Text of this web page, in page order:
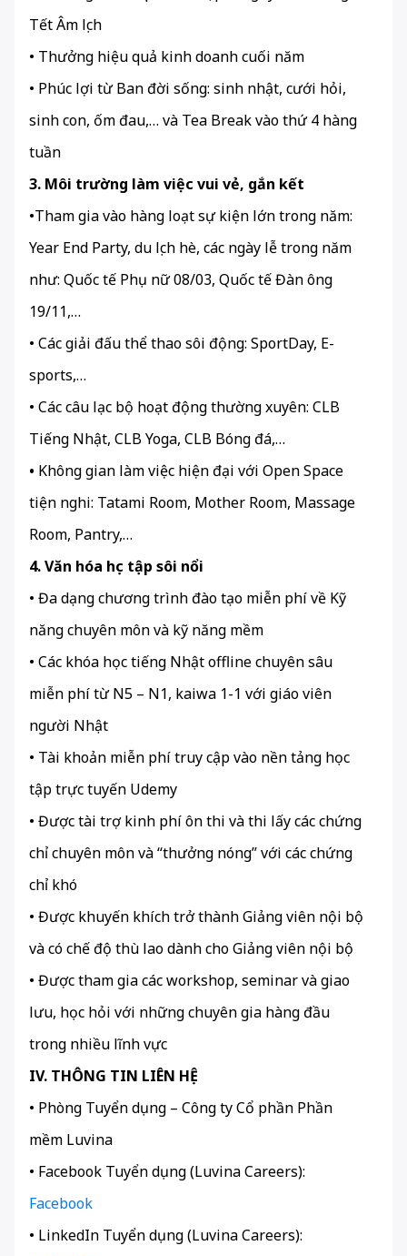
Tết Âm lịch
• Thưởng hiệu quả kinh doanh cuối năm
• Phúc lợi từ Ban đời sống: sinh nhật, cưới hỏi,
sinh con, ốm đau,… và Tea Break vào thứ 4 hàng
tuần
3. Môi trường làm việc vui vẻ, gắn kết
•Tham gia vào hàng loạt sự kiện lớn trong năm:
Year End Party, du lịch hè, các ngày lễ trong năm
như: Quốc tế Phụ nữ 08/03, Quốc tế Đàn ông
19/11,…
• Các giải đấu thể thao sôi động: SportDay, E-
sports,…
• Các câu lạc bộ hoạt động thường xuyên: CLB
Tiếng Nhật, CLB Yoga, CLB Bóng đá,…
• Không gian làm việc hiện đại với Open Space
tiện nghi: Tatami Room, Mother Room, Massage
Room, Pantry,…
4. Văn hóa học tập sôi nổi
• Đa dạng chương trình đào tạo miễn phí về Kỹ
năng chuyên môn và kỹ năng mềm
• Các khóa học tiếng Nhật offline chuyên sâu
miễn phí từ N5 – N1, kaiwa 1-1 với giáo viên
người Nhật
• Tài khoản miễn phí truy cập vào nền tảng học
tập trực tuyến Udemy
• Được tài trợ kinh phí ôn thi và thi lấy các chứng
chỉ chuyên môn và “thưởng nóng” với các chứng
chỉ khó
• Được khuyến khích trở thành Giảng viên nội bộ
và có chế độ thù lao dành cho Giảng viên nội bộ
• Được tham gia các workshop, seminar và giao
lưu, học hỏi với những chuyên gia hàng đầu
trong nhiều lĩnh vực
IV. THÔNG TIN LIÊN HỆ
• Phòng Tuyển dụng – Công ty Cổ phần Phần
mềm Luvina
• Facebook Tuyển dụng (Luvina Careers):
Facebook
• LinkedIn Tuyển dụng (Luvina Careers):